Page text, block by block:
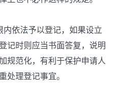
依法予以登记，如果设立
记时则应当书面答复，说明
规范化，有利于保护申请人
处理登记事宜。